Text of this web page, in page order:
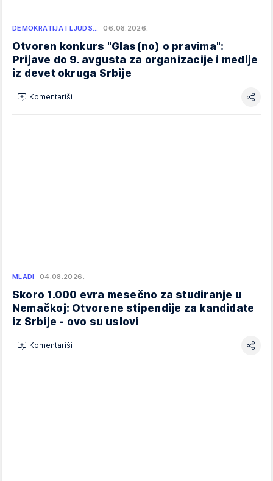
DEMOKRATIJA I LJUDS… 06.08.2026.
Otvoren konkurs "Glas(no) o pravima":
Prijave do 9. avgusta za organizacije i medije
iz devet okruga Srbije
Komentariši
MLADI 04.08.2026.
Skoro 1.000 evra mesečno za studiranje u
Nemačkoj: Otvorene stipendije za kandidate
iz Srbije - ovo su uslovi
Komentariši